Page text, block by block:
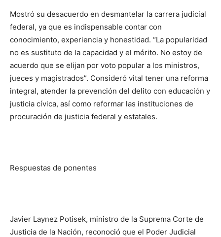
Mostró su desacuerdo en desmantelar la carrera judicial
federal, ya que es indispensable contar con
conocimiento, experiencia y honestidad. “La popularidad
no es sustituto de la capacidad y el mérito. No estoy de
acuerdo que se elijan por voto popular a los ministros,
jueces y magistrados”. Consideró vital tener una reforma
integral, atender la prevención del delito con educación y
justicia cívica, así como reformar las instituciones de
procuración de justicia federal y estatales.
Respuestas de ponentes
Javier Laynez Potisek, ministro de la Suprema Corte de
Justicia de la Nación, reconoció que el Poder Judicial